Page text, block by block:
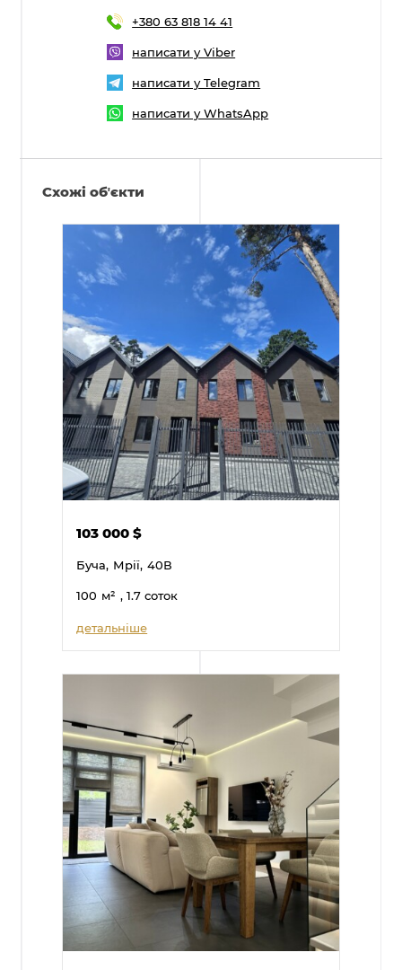
+380 63 818 14 41
написати у Viber
написати у Telegram
написати у WhatsApp
Схожі обʼєкти
103 000$
Буча, Мрії, 40В
100 м² , 1.7 соток
детальніше